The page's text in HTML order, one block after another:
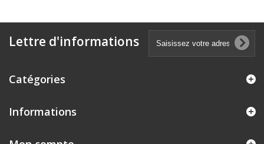
Lettre d'informations
Catégories
Informations